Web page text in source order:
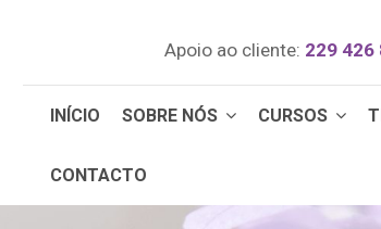
Apoio ao cliente: 229 426
INÍCIO SOBRE NÓS CURSOS
CONTACTO